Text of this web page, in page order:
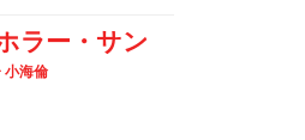
ラー・サン
小海倫